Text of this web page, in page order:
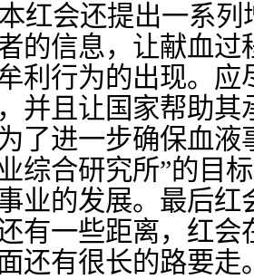
红会还提出一系
的信息，让献血
利行为的出现。
并且让国家帮助
了进一步确保血
综合研究所”的目
业的发展。最后
有一些距离，红
还有很长的路要走